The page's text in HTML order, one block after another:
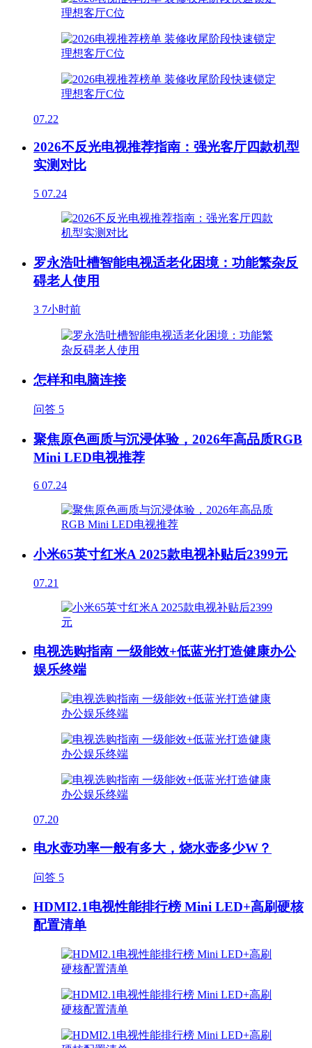
07.22
2026不反光电视推荐指南：强光客厅四款机型
实测对比
5 07.24
罗永浩吐槽智能电视适老化困境：功能繁杂反
碍老人使用
3 7小时前
怎样和电脑连接
问答 5
聚焦原色画质与沉浸体验，2026年高品质RGB
Mini LED电视推荐
6 07.24
小米65英寸红米A 2025款电视补贴后2399元
07.21
电视选购指南 一级能效+低蓝光打造健康办公
娱乐终端
07.20
电水壶功率一般有多大，烧水壶多少W？
问答 5
HDMI2.1电视性能排行榜 Mini LED+高刷硬核
配置清单